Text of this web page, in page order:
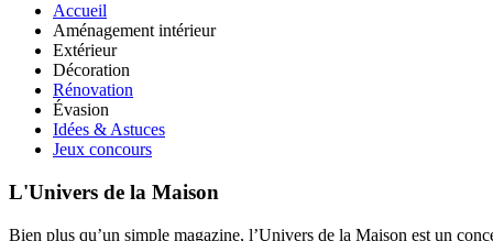
Accueil
Aménagement intérieur
Extérieur
Décoration
Rénovation
Évasion
Idées & Astuces
Jeux concours
L'Univers de la Maison
Bien plus qu’un simple magazine, l’Univers de la Maison est un